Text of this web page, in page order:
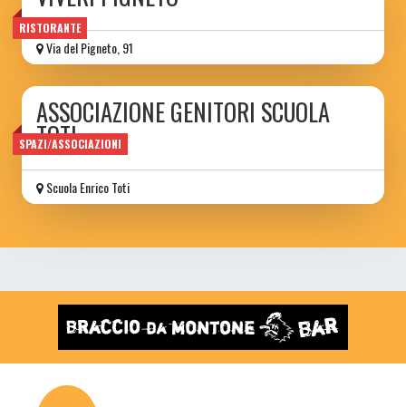
RISTORANTE
Via del Pigneto, 91
SPAZI/ASSOCIAZIONI
ASSOCIAZIONE GENITORI SCUOLA
TOTI
Scuola Enrico Toti